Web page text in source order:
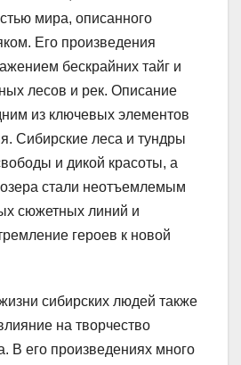
мира, описанного
Его произведения
бескрайних тайг и
лесов и рек. Описание
из ключевых элементов
Сибирские леса и тундры
и дикой красоты, а
стали неотъемлемым
сюжетных линий и
героев к новой
сибирских людей также
на творчество
В его произведениях много